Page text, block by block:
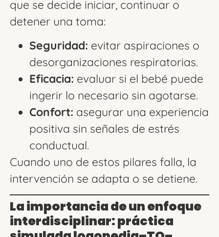
que se decide iniciar, continuar o
detener una toma:
Seguridad: evitar aspiraciones o
desorganizaciones respiratorias.
Eficacia: evaluar si el bebé puede
ingerir lo necesario sin agotarse.
Confort: asegurar una experiencia
positiva sin señales de estrés
conductual.
Cuando uno de estos pilares falla, la
intervención se adapta o se detiene.
La importancia de un enfoque
interdisciplinar: práctica